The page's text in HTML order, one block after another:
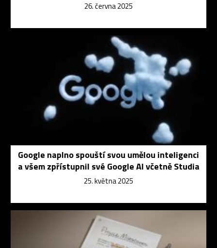
26. června 2025
Google naplno spouští svou umělou inteligenci
a všem zpřístupnil své Google AI včetně Studia
25. května 2025